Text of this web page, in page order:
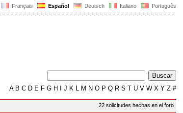
Français Español Deutsch Italiano Português
AB C D E F G H J K L M N O P Q R S T U V W X Y Z #
22 solicitudes hechas en el foro